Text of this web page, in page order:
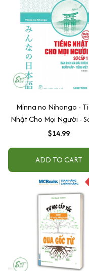
Minna no Nihongo -
Nhật Cho Mọi Người -
1 - Bản Dịch Và Giải
$14.99
ADD TO CART